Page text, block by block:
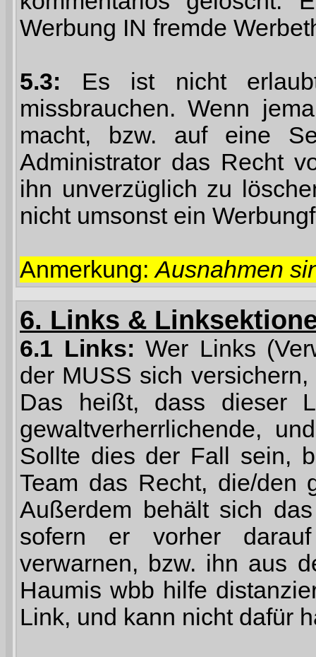
Werbung IN fremde
5.3: Es ist nicht
missbrauchen. Wenn
macht, bzw. auf eine
Administrator das Recht
ihn unverzüglich zu
nicht umsonst ein
Anmerkung:Ausnahmen
6. Links &
6.1 Links: Wer Links
der MUSS sich
Das heißt, dass dieser
gewaltverherrlichende,
Sollte dies der Fall sein,
Team das Recht, die/den
Außerdem behält sich
sofern er vorher
verwarnen, bzw. ihn aus
Haumis wbb hilfe
Link, und kann nicht dafür